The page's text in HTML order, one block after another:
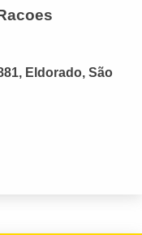
Eldorado, São